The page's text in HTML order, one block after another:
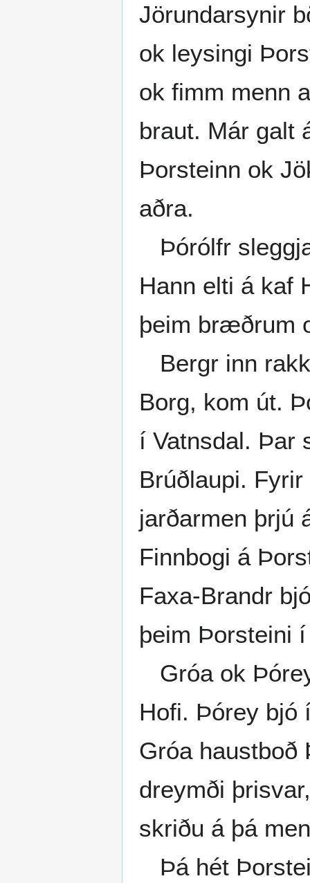
Jörundarsynir
ok leysingi
ok fimm menn
braut. Már galt
Þorsteinn ok
aðra.
Þórólfr
Hann elti á kaf
þeim bræðrum
Bergr inn
Borg, kom út.
í Vatnsdal. Þar
Brúðlaupi.
jarðarmen þrjú
Finnbogi á
Faxa-Brandr
þeim Þorsteini
Gróa ok
Hofi. Þórey bjó
Gróa
dreymði
skriðu á þá
Þá hét